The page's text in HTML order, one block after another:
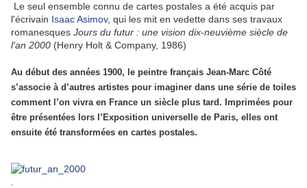
Le seul ensemble connu de cartes postales a été acquis par
l'écrivain Isaac Asimov, qui les mit en vedette dans ses travaux
romanesques Jours du futur : une vision dix-neuvième siècle de
l'an 2000 (Henry Holt & Company, 1986)
Au début des années 1900, le peintre français Jean-Marc Côté
s’associe à d’autres artistes pour imaginer dans une série de toiles
comment l’on vivra en France un siècle plus tard. Imprimées pour
être présentées lors l’Exposition universelle de Paris, elles ont
ensuite été transformées en cartes postales.